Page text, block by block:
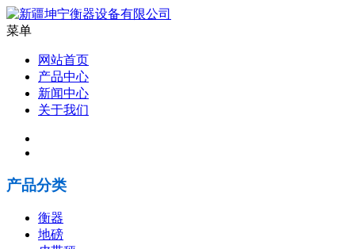
菜单
网站首页
产品中心
新闻中心
关于我们
产品分类
衡器
地磅